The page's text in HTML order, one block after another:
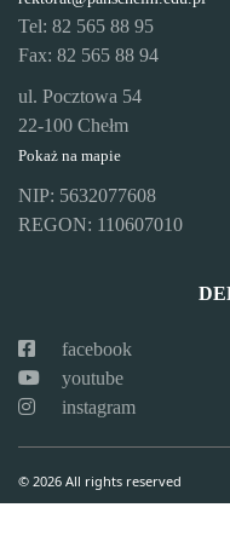
Tel: 82 565 88 95
Fax: 82 565 88 94
ul. Pocztowa 54
22-100 Chełm
Pokaż na mapie
NIP: 5632077608
REGON: 110607010
facebook
youtube
instagram
© 2026 All rights reserved